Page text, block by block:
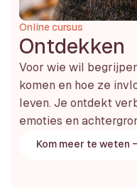
Online cursus
Ontdekken
Voor wie wil
komen en hoe ze
leven. Je ontdekt
emoties en
Kom meer te weten